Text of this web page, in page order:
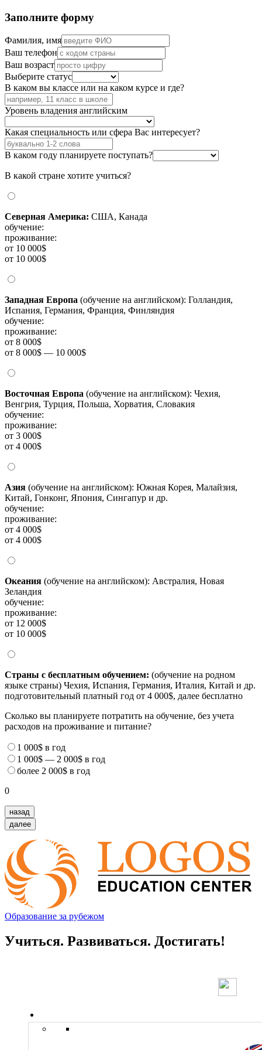
Заполните форму
Фамилия, имя
Ваш телефон
Ваш возраст
Выберите статус
В каком вы классе или на каком курсе и где?
Уровень владения английским
Какая специальность или сфера Вас интересует?
В каком году планируете поступать?
В какой стране хотите учиться?
Северная Америка: США, Канада
обучение:
проживание:
от 10 000$
от 10 000$
Западная Европа (обучение на английском): Голландия,
Испания, Германия, Франция, Финляндия
обучение:
проживание:
от 8 000$
от 8 000$ — 10 000$
Восточная Европа (обучение на английском): Чехия,
Венгрия, Турция, Польша, Хорватия, Словакия
обучение:
проживание:
от 3 000$
от 4 000$
Азия (обучение на английском): Южная Корея, Малайзия,
Китай, Гонконг, Япония, Сингапур и др.
обучение:
проживание:
от 4 000$
от 4 000$
Океания (обучение на английском): Австралия, Новая
Зеландия
обучение:
проживание:
от 12 000$
от 10 000$
Страны с бесплатным обучением: (обучение на родном
языке страны) Чехия, Испания, Германия, Италия, Китай и др.
подготовительный платный год от 4 000$, далее бесплатно
Сколько вы планируете потратить на обучение, без учета
расходов на проживание и питание?
1 000$ в год
1 000$ — 2 000$ в год
более 2 000$ в год
0
назад
далее
Образование за рубежом
Учиться. Развиваться. Достигать!